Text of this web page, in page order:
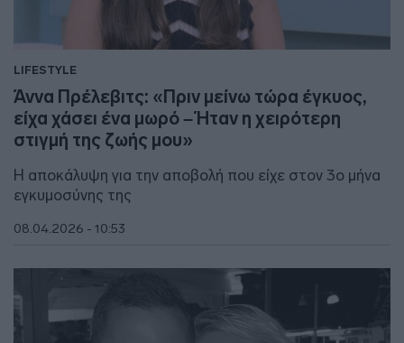
LIFESTYLE
Άννα Πρέλεβιτς: «Πριν μείνω τώρα έγκυος,
είχα χάσει ένα μωρό – Ήταν η χειρότερη
στιγμή της ζωής μου»
Η αποκάλυψη για την αποβολή που είχε στον 3ο μήνα
εγκυμοσύνης της
08.04.2026 - 10:53